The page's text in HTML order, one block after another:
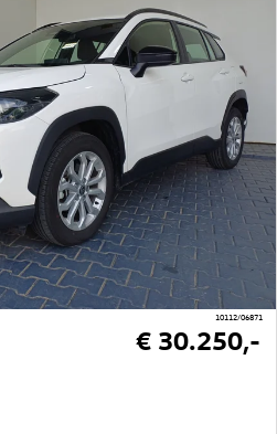
10112/06871
€ 30.250,-